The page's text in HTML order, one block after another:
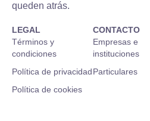
queden atrás.
LEGAL
Términos y
condiciones
Política de privacidad
Política de cookies
CONTACTO
Empresas e
instituciones
Particulares